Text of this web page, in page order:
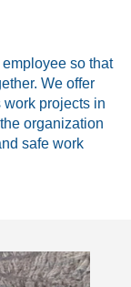
so that
We offer
projects in
organization
safe work